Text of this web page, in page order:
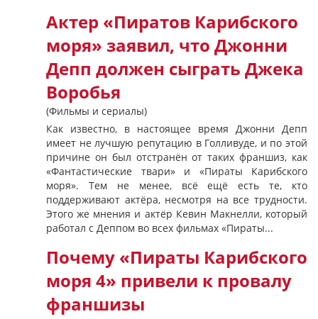
Актер «Пиратов Карибского
моря» заявил, что Джонни
Депп должен сыграть Джека
Воробья
(Фильмы и сериалы)
Как известно, в настоящее время Джонни Депп
имеет не лучшую репутацию в Голливуде, и по этой
причине он был отстранён от таких франшиз, как
«Фантастические твари» и «Пираты Карибского
моря». Тем не менее, всё ещё есть те, кто
поддерживают актёра, несмотря на все трудности.
Этого же мнения и актёр Кевин Макнелли, который
работал с Деппом во всех фильмах «Пираты...
Почему «Пираты Карибского
моря 4» привели к провалу
франшизы